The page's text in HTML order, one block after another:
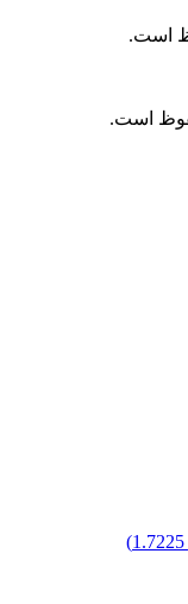
است.
است.